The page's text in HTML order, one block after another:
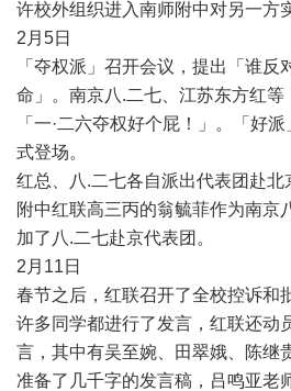
许校外组织进入南师附中对另一方
2 月 5日
「夺权派」召开会议，提出「谁反
命」。南京八 .二七、江苏东方红
「一·二六夺权好个屁！」。「好
式登场。
红总、八 .二七各自派出代表团赴
附中红联高三丙的翁毓菲作为南京
加了八 .二七赴京代表团。
2 月 11 日
春节之后，红联召开了全校控诉和
许多同学都进行了发言，红联还动
言，其中有吴至婉、田翠娥、陈继
准备了几千字的发言稿，吕鸣亚老